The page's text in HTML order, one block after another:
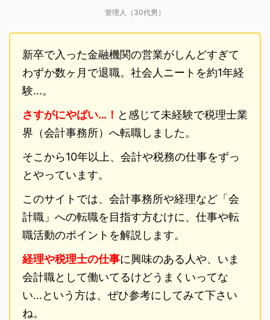
管理人（30代男）
新卒で入った金融機関の営業がしんどすぎて
わずか数ヶ月で退職。社会人ニートを約1年経
験…。
さすがにやばい…！ と感じて未経験で税理士業
界（会計事務所）へ転職しました。
そこから10年以上、会計や税務の仕事をずっ
とやっています。
このサイトでは、会計事務所や経理など「会
計職」への転職を目指す方むけに、仕事や転
職活動のポイントを解説します。
経理や税理士の仕事に興味のある人や、いま
会計職として働いてるけどうまくいってな
い…という方は、ぜひ参考にしてみて下さい
ね。